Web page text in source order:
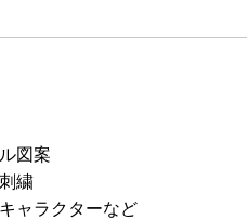
図案
繍
ャラクターなど